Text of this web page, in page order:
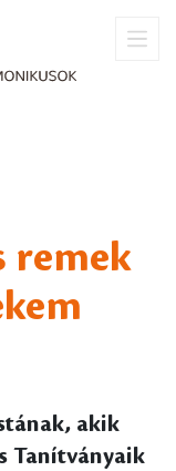
remek
akik
Tanítványaik